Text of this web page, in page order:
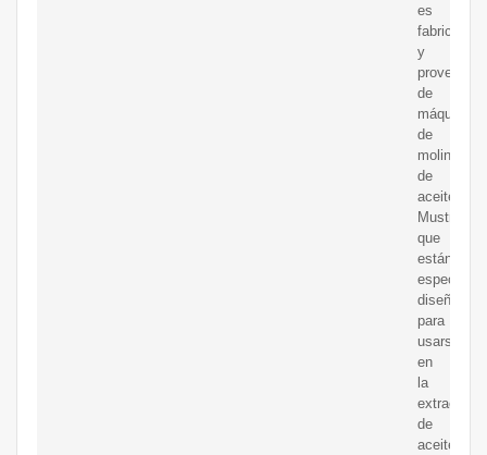
es
fabricante
y
proveedor
de
máquinas
de
molino
de
aceite
Mustrad
que
están
diseñadas
para
usarse
en
la
extracción
de
aceite